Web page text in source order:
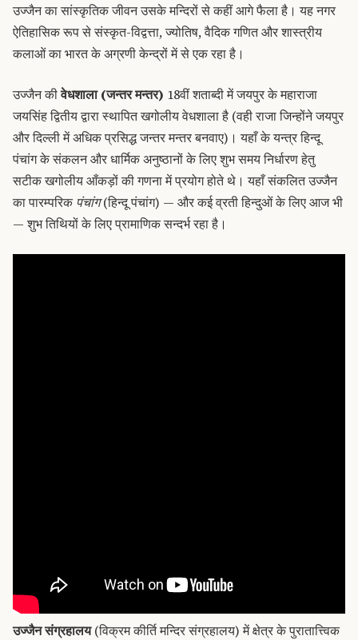
उज्जैन का सांस्कृतिक जीवन उसके मन्दिरों से कहीं आगे फैला है। यह नगर
ऐतिहासिक रूप से संस्कृत-विद्वत्ता, ज्योतिष, वैदिक गणित और शास्त्रीय
कलाओं का भारत के अग्रणी केन्द्रों में से एक रहा है।
उज्जैन कीवेधशाला (जन्तर मन्तर) 18वीं शताब्दी में जयपुर के महाराजा
जयसिंह द्वितीय द्वारा स्थापित खगोलीय वेधशाला है (वही राजा जिन्होंने जयपुर
और दिल्ली में अधिक प्रसिद्ध जन्तर मन्तर बनवाए)। यहाँ के यन्त्र हिन्दू
पंचांग के संकलन और धार्मिक अनुष्ठानों के लिए शुभ समय निर्धारण हेतु
सटीक खगोलीय आँकड़ों की गणना में प्रयोग होते थे। यहाँ संकलित उज्जैन
का पारम्परिक पंचांग(हिन्दू पंचांग) — और कई व्रती हिन्दुओं के लिए आज भी
— शुभ तिथियों के लिए प्रामाणिक सन्दर्भ रहा है।
उज्जैन संग्रहालय(विक्रम कीर्ति मन्दिर संग्रहालय) में क्षेत्र के पुरातात्त्विक